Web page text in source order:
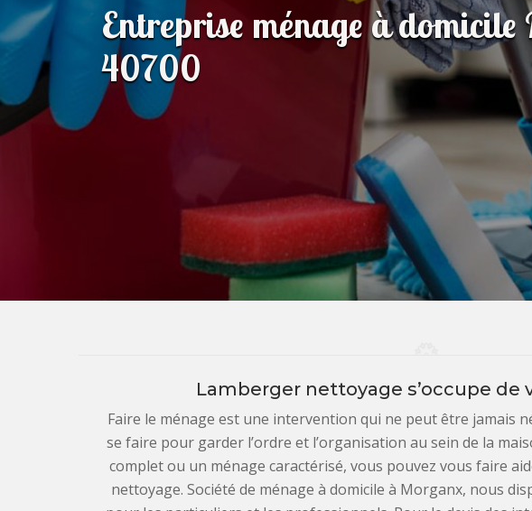
Entreprise ménage à
40700
Lamberger nettoyage s’occupe de
Faire le ménage est une intervention qui ne peut être jamais
se faire pour garder l’ordre et l’organisation au sein de la
complet ou un ménage caractérisé, vous pouvez vous faire
nettoyage. Société de ménage à domicile à Morganx, nous